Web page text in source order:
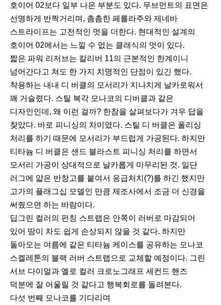
호이어 02보다 일부 나은 부분도 있다. 무브먼트의 표면은
선명하게 반짝거리며, 촘촘한 페를라주와 제네바
스트라이프는 고전적인 멋을 더한다. 현대적인 설계의
호이어 02에서는 느낄 수 없는 클래식의 멋이 있다.
짧은 파워 리저브는 칼리버 11의 근본적인 한계이니
넘어간다고 쳐도 한 가지 치명적인 단점이 있긴 했다.
착용하는 내내 디 버클의 모서리가 지나치게 날카로워서
꽤 거슬렸다. 스틸 복각 모나코의 디버클과 같은
디자인인데, 왜 이런 걸까? 한참을 살펴보다가 겨우 답을
찾았다. 바로 피니싱의 차이였다. 스틸 디 버클은 폴리싱
처리를 하기 때문에 모서리가 부드럽게 가공된다. 하지만
티타늄 디 버클은 샌드 블라스트 피니싱 처리를 하면서
모서리 가공이 상대적으로 날카롭게 마무리된 것. 일단
러그에 얇은 반창고를 붙여서 응급처치(?)를 하긴 했지만
고가의 플래그십 모델인 만큼 제조사에서 조금 더 신경을
써줬으면 하는 바람이다.
딥그린 컬러의 펀칭 스트랩은 안쪽이 러버로 마감되어
있어 땀이 차도 쉽게 손상되지 않을 것 같다. 하지만
돌아오는 여름에 같은 티타늄 케이스를 공유하는 모나코
스켈레톤의 블랙 러버 스트랩으로 교체할 예정이다. 그린
서브 다이얼과 옐로 컬러 크로노그래프 세컨드 핸즈
덕분에 잘 어울릴 것 같다고 행복회로를 돌려본다.
다섯 번째 모나코를 기다리며